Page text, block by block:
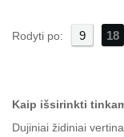
Rodyti po: 9 18
Kaip išsirinkti
Dujiniai židiniai